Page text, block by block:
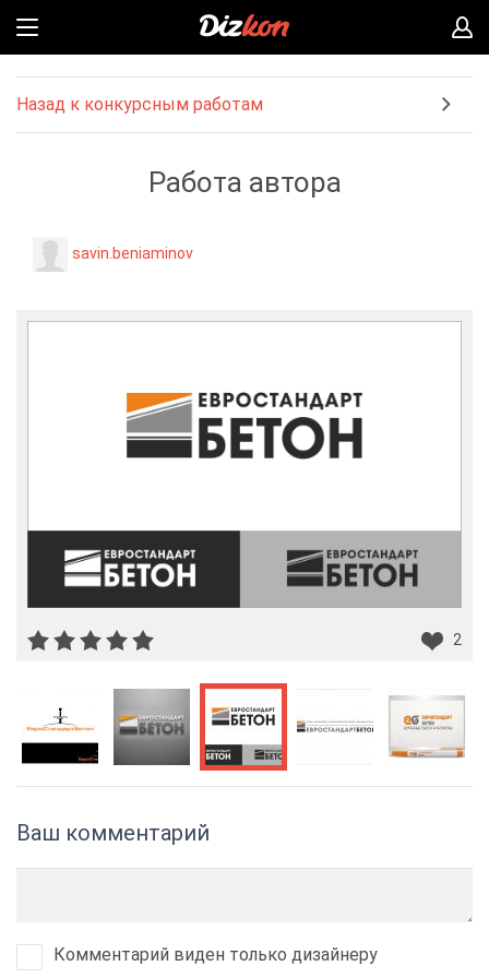
Назад к конкурсным работам
Работа автора
savin.beniaminov
2
Ваш комментарий
Комментарий виден только дизайнеру